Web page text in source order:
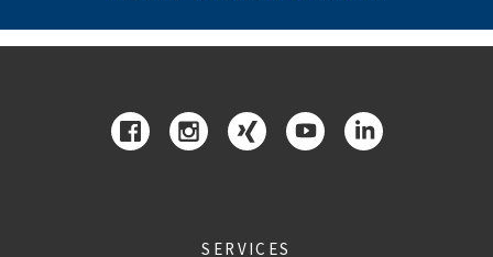
SERVICES